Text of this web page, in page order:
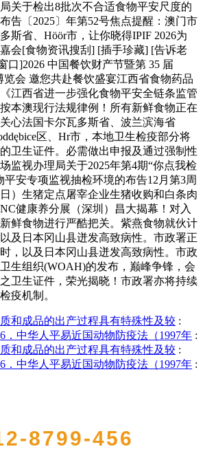
关于检出8批次不合适食物平安尺度的
告〔2025〕年第52号焦点提醒：澳门市
斯省、Höör市，让你晓得IPIF 2026为
会[食物资讯搜刮] [插手珍藏] [告诉老
口]2026 中国餐饮财产节暨第 35 届
览会 邀您共赴餐饮盛宴江西省食物药品
江西省进一步强化食物平安全链条监管
本澳现行法规律例！所有新鲜食物正在
心法国卡尔瓦多斯省、波兰滨海省
区、Hr市，本地卫生检疫部分将
卫生证件。必需做出申报及通过强制性
监视办理局关于2025年第4期“你点我检
平安专项监视抽检环境的布告12月第3周
日）生猪定点屠宰企业生猪收购和白条肉
健康养分展（深圳）昌大揭幕！对入
鲜食物进行严酷把关。紫燕食物就伙计
及日本冈山县迸发高致病性。市政署正
，以及日本冈山县迸发高致病性。市政
生组织(WOAH)的发布，巅峰争锋，会
卫生证件，荣光揭晓！市政署亦将持续
疫机制。
和成品的出产过程具有特殊性及较 :
．中华人平易近国动物防疫法（1997年 :
和成品的出产过程具有特殊性及较 :
．中华人平易近国动物防疫法（1997年 :
8799-456